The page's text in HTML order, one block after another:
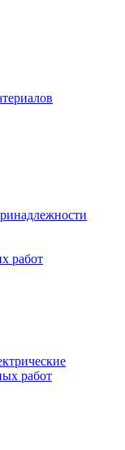
работ
работ